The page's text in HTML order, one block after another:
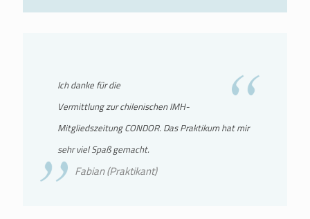
Ich danke für die
Vermittlung zur chilenischen IMH-
Mitgliedszeitung CONDOR. Das Praktikum hat mir
sehr viel Spaß gemacht.
Fabian (Praktikant)